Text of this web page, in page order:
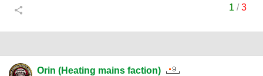
1 /3
Orin (Heating mains faction)